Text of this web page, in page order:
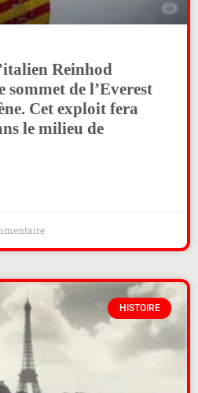
Reinhod
sommet de l’Everest
Cet exploit fera
le milieu de
HISTOIRE